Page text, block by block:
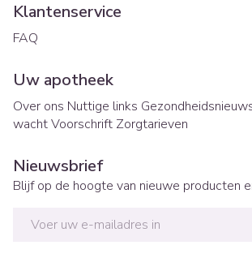
Klantenservice
FAQ
Uw apotheek
Over ons Nuttige links
wachtVoorschrift Zorgtarieven
Nieuwsbrief
Blijf op de hoogte van nieuwe producten